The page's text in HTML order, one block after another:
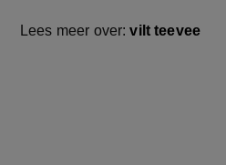
Lees meer over:vilt teevee